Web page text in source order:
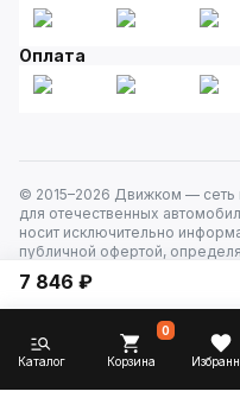
7 846 ₽
Оплата
© 2015–2026 Движком — сеть
для отечественных
носит исключительно
публичной офертой,
Каталог Корзина
0